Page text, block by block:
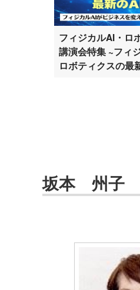
フィジカルAI・
講演会特集 ~フィ
ロボティクスの最
坂本 州子